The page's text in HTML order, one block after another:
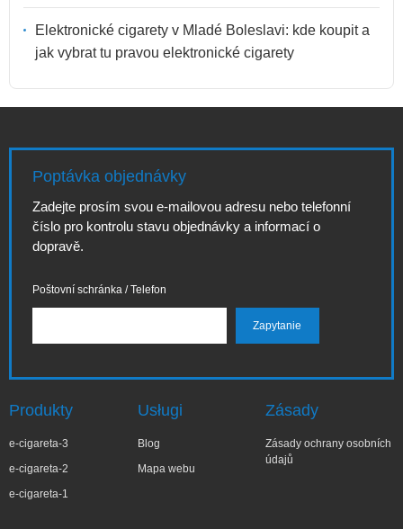
Elektronické cigarety v Mladé Boleslavi: kde koupit a
jak vybrat tu pravou elektronické cigarety
Poptávka objednávky
Zadejte prosím svou e-mailovou adresu nebo telefonní
číslo pro kontrolu stavu objednávky a informací o
dopravě.
Poštovní schránka / Telefon
Produkty
e-cigareta-3
e-cigareta-2
e-cigareta-1
Usługi
Blog
Mapa webu
Zásady
Zásady ochrany osobních
údajů